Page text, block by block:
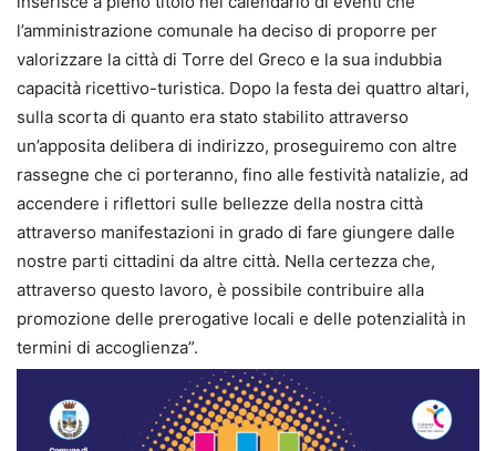
l’amministrazione comunale ha deciso di proporre per
valorizzare la città di Torre del Greco e la sua indubbia
capacità ricettivo-turistica. Dopo la festa dei quattro altari,
sulla scorta di quanto era stato stabilito attraverso
un’apposita delibera di indirizzo, proseguiremo con altre
rassegne che ci porteranno, fino alle festività natalizie, ad
accendere i riflettori sulle bellezze della nostra città
attraverso manifestazioni in grado di fare giungere dalle
nostre parti cittadini da altre città. Nella certezza che,
attraverso questo lavoro, è possibile contribuire alla
promozione delle prerogative locali e delle potenzialità in
termini di accoglienza”.